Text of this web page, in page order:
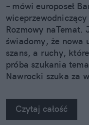
– mówi europoseł
Rozmowy naTemat.
świadomy, że nowa
szans, a ruchy,
próba szukania
Nawrocki szuka za
polityk w podcaście
Czytaj całość